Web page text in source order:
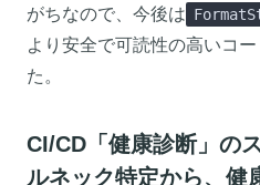
がちなので、今後は
より安全で可読性の高いコ
た。
CI/CD「健康診断」の
ルネック特定から、健